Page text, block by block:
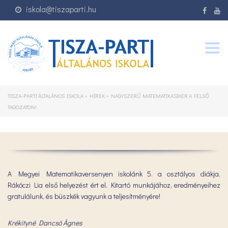
iskola@tiszaparti.hu
TISZA-PARTI ÁLTALÁNOS ISKOLA > HÍREK > NAGYSZERŰ MATEMATIKASIKER A FELSŐ
TAGOZATON!
A Megyei Matematikaversenyen iskolánk 5. a osztályos diákja,
Rákóczi Lia első helyezést ért el. Kitartó munkájához, eredményeihez
gratulálunk, és büszkék vagyunk a teljesítményére!
Krékityné Dancsó Ágnes